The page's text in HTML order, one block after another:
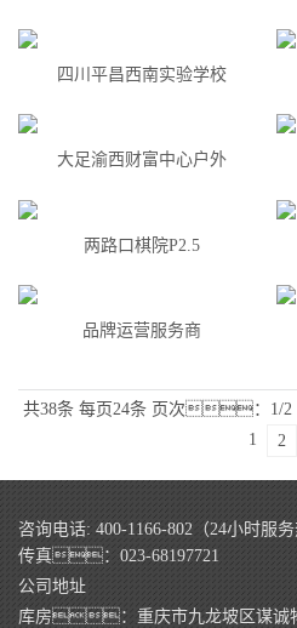
四川平昌西南实验学校
大足渝西财富中心户外
两路口棋院P2.5
品牌运营服务商
共38条 每页24条 页次：1/2
1
2
咨询电话: 400-1166-802（24小时服务
传真：023-68197721
公司地址
库房：重庆市九龙坡区谋诚